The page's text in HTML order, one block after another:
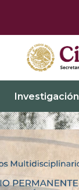
Investigación